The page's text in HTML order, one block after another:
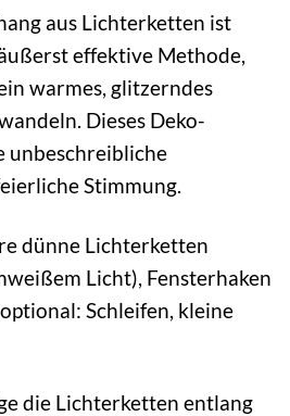
aus Lichterketten ist
effektive Methode,
warmes, glitzerndes
Dieses Deko-
unbeschreibliche
Stimmung.
dünne Lichterketten
Licht), Fensterhaken
Schleifen, kleine
die Lichterketten entlang